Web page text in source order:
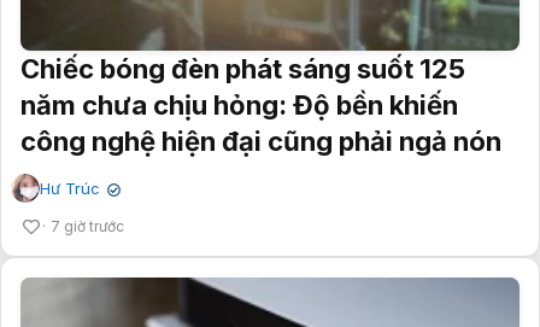
Chiếc bóng đèn phát sáng suốt 125
năm chưa chịu hỏng: Độ bền khiến
công nghệ hiện đại cũng phải ngả nón
Hư Trúc ✔
7 giờ trước